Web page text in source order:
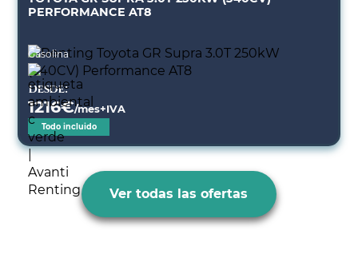
PERFORMANCE AT8
Gasolina
Desde:
1216€/mes+IVA
Todo incluido
Ver todas las ofertas